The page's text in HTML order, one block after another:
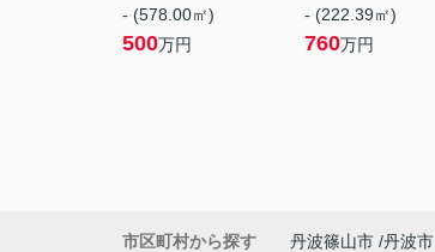
- (578.00㎡)
500万円
- (222.39㎡)
760万円
市区町村から探す 丹波篠山市 丹波市